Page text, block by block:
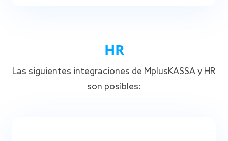
HR
Las siguientes integraciones de MplusKASSA y HR
son posibles: